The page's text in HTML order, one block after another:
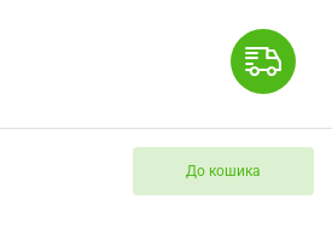
До кошика